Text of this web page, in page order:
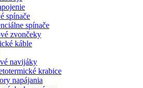
spínače
spínače
zvončeky
káble
navijáky
krabice
napájania